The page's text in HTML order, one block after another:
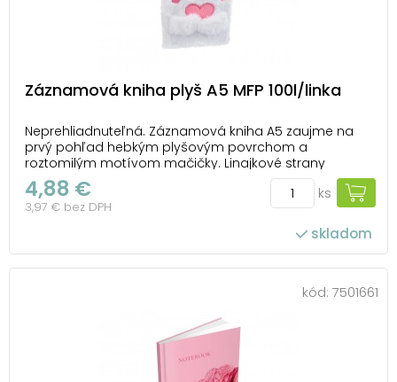
Záznamová kniha plyš A5 MFP 100l/linka
Neprehliadnuteľná. Záznamová kniha A5 zaujme na
prvý pohľad hebkým plyšovým povrchom a
roztomilým motívom mačičky. Linajkové strany
ponúkajú priestor na poznámky, školské zápisky aj
každodenné nápady. Väzba: V8 Farba: biela Formát:
A5 Lineatúra: linka Počet listov: 100 Uvedená cena je z...
4,88 €
3,97 € bez DPH
ks
skladom
kód: 7501661